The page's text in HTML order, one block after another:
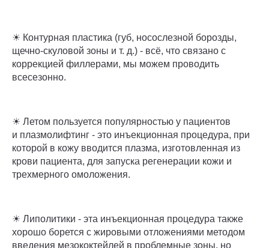
☀ Контурная пластика (губ, носослезной борозды,
щечно-скуловой зоны и т. д.) - всё, что связано с
коррекцией филлерами, мы можем проводить
всесезонно.
☀ Летом пользуется популярностью у пациентов
и плазмолифтинг - это инъекционная процедура, при
которой в кожу вводится плазма, изготовленная из
крови пациента, для запуска регенерации кожи и
трехмерного омоложения.
☀ Липолитики - эта инъекционная процедура также
хорошо борется с жировыми отложениями методом
введения мезококтейлей в проблемные зоны, но